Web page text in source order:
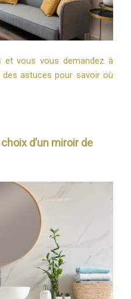
et vous vous demandez à
astuces pour savoir où
d’un miroir de